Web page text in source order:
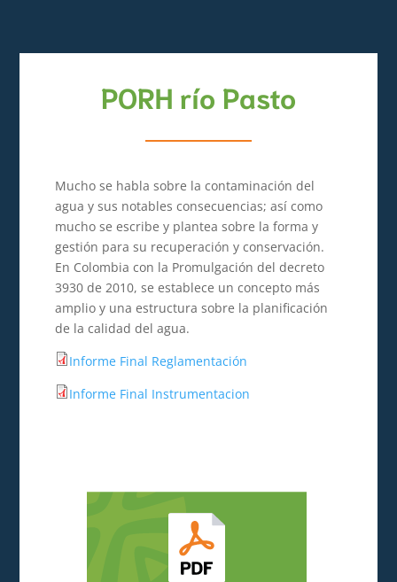
PORH río Pasto
Mucho se habla sobre la contaminación del
agua y sus notables consecuencias; así como
mucho se escribe y plantea sobre la forma y
gestión para su recuperación y conservación.
En Colombia con la Promulgación del decreto
3930 de 2010, se establece un concepto más
amplio y una estructura sobre la planificación
de la calidad del agua.
Informe Final Reglamentación
Informe Final Instrumentacion